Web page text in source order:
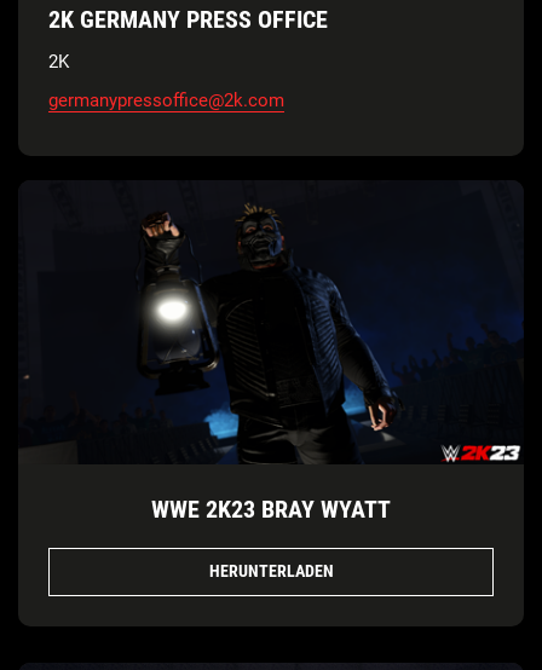
2K GERMANY PRESS OFFICE
2K
germanypressoffice@2k.com
WWE 2K23 BRAY WYATT
HERUNTERLADEN